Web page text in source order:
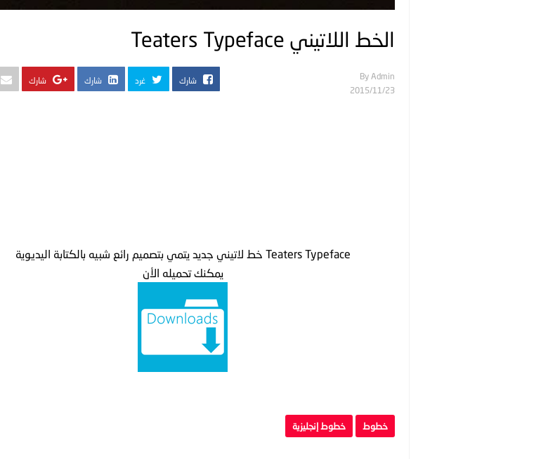
الخط اللاتيني Teaters Typeface
By Admin
23‏/11‏/2015
شارك غرد شارك شارك
Teaters Typeface خط لاتيني جديد يتمي بتصميم رائع شبيه بالكتابة اليديوية
يمكنك تحميله الأن
خطوط خطوط إنجليزية